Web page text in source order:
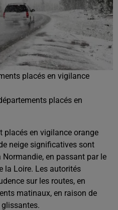
placés en vigilance
placés en
placés en vigilance orange
neige significatives sont
Normandie, en passant par le
la Loire. Les autorités
sur les routes, en
matinaux, en raison de